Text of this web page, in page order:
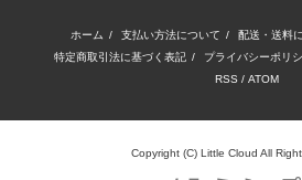
ホーム / 支払い方法について / 配送・送料
特定商取引法に基づく表記 / プライバシーポリ
RSS / ATOM
Copyright (C) Little Cloud All